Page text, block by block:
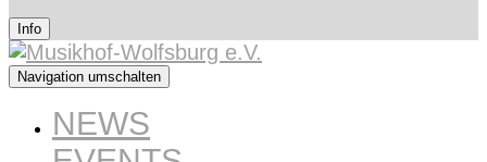
Info
Navigation umschalten
NEWS